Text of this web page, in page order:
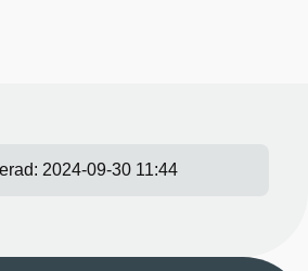
2024-09-30 11:44